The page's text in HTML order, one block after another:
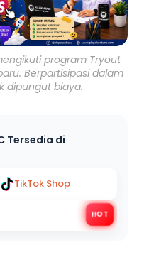
program Tryout
Berpartisipasi dalam
dipungut biaya.
Tersedia di
TikTok Shop
HOT